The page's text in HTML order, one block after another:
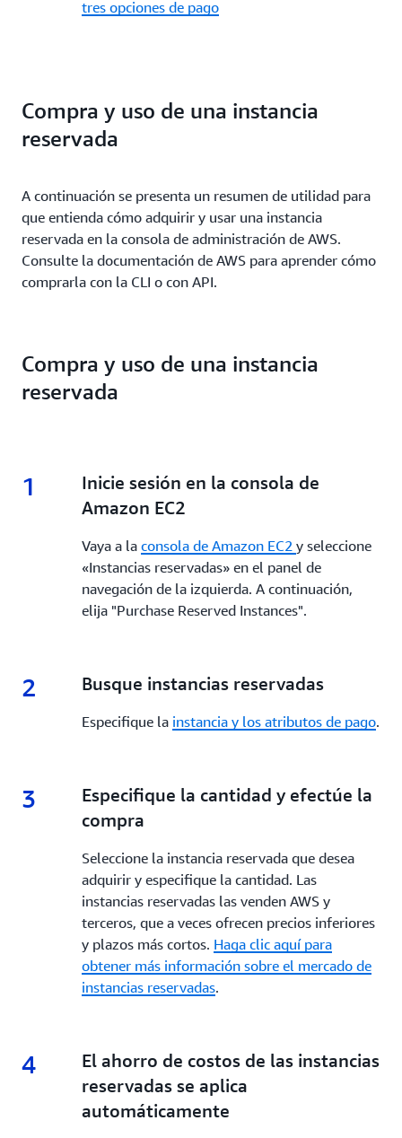
tres opciones de pago
Compra y uso de una instancia
reservada
A continuación se presenta un resumen de utilidad para
que entienda cómo adquirir y usar una instancia
reservada en la consola de administración de AWS.
Consulte la documentación de AWS para aprender cómo
comprarla con la CLI o con API.
Compra y uso de una instancia
reservada
1 1.
Inicie sesión en la consola de
Amazon EC2
Vaya a la consola de Amazon EC2 y seleccione
«Instancias reservadas» en el panel de
navegación de la izquierda. A continuación,
elija "Purchase Reserved Instances".
2 2.
Busque instancias reservadas
Especifique la instancia y los atributos de pago.
3 3.
Especifique la cantidad y efectúe la
compra
Seleccione la instancia reservada que desea
adquirir y especifique la cantidad. Las
instancias reservadas las venden AWS y
terceros, que a veces ofrecen precios inferiores
y plazos más cortos. Haga clic aquí para
obtener más información sobre el mercado de
instancias reservadas.
4 4.
El ahorro de costos de las instancias
reservadas se aplica
automáticamente